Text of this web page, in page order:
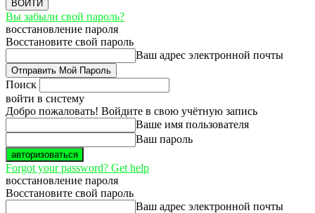
Вы забыли свой пароль?
восстановление пароля
Восстановите свой пароль
Ваш адрес электронной почты
Поиск
войти в систему
Добро пожаловать! Войдите в свою учётную запись
Ваше имя пользователя
Ваш пароль
Forgot your password? Get help
восстановление пароля
Восстановите свой пароль
Ваш адрес электронной почты